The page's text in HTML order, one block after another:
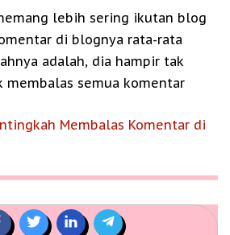
lebih sering ikutan blog
di blognya rata-rata
adalah, dia hampir tak
membalas semua komentar
Membalas Komentar di